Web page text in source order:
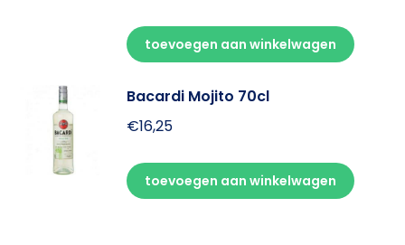
toevoegen aan winkelwagen
Bacardi Mojito 70cl
€16,25
toevoegen aan winkelwagen